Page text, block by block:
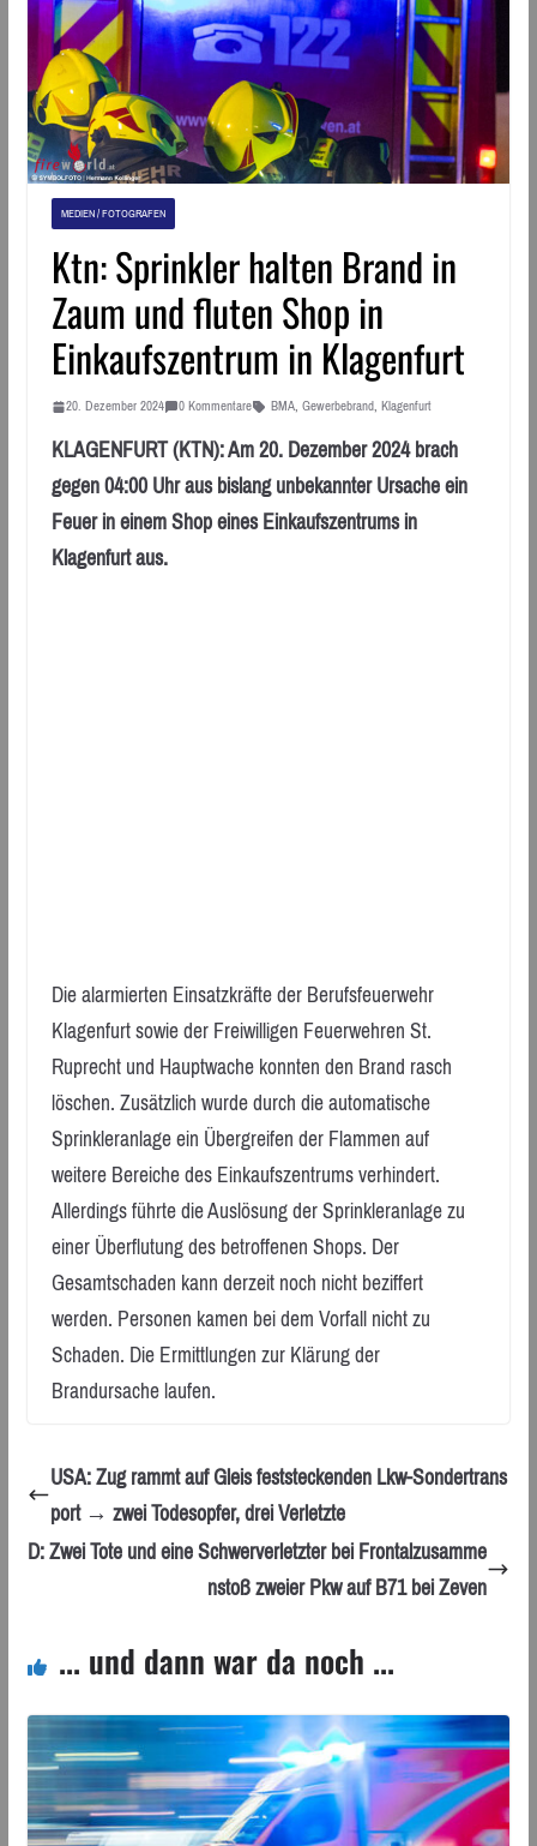
MEDIEN / FOTOGRAFEN
Ktn: Sprinkler halten Brand in
Zaum und fluten Shop in
Einkaufszentrum in Klagenfurt
20. Dezember 2024 0 Kommentare BMA, Gewerbebrand, Klagenfurt
KLAGENFURT (KTN): Am 20. Dezember 2024 brach
gegen 04:00 Uhr aus bislang unbekannter Ursache ein
Feuer in einem Shop eines Einkaufszentrums in
Klagenfurt aus.
Die alarmierten Einsatzkräfte der Berufsfeuerwehr
Klagenfurt sowie der Freiwilligen Feuerwehren St.
Ruprecht und Hauptwache konnten den Brand rasch
löschen. Zusätzlich wurde durch die automatische
Sprinkleranlage ein Übergreifen der Flammen auf
weitere Bereiche des Einkaufszentrums verhindert.
Allerdings führte die Auslösung der Sprinkleranlage zu
einer Überflutung des betroffenen Shops. Der
Gesamtschaden kann derzeit noch nicht beziffert
werden. Personen kamen bei dem Vorfall nicht zu
Schaden. Die Ermittlungen zur Klärung der
Brandursache laufen.
USA: Zug rammt auf Gleis feststeckenden Lkw-Sondertrans
port → zwei Todesopfer, drei Verletzte
D: Zwei Tote und eine Schwerverletzter bei Frontalzusamme
nstoß zweier Pkw auf B71 bei Zeven
... und dann war da noch ...